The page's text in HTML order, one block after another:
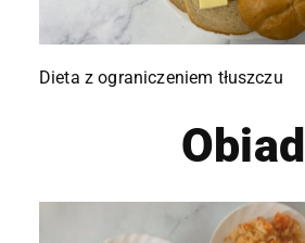
Dieta z ograniczeniem tłuszczu
Obiad